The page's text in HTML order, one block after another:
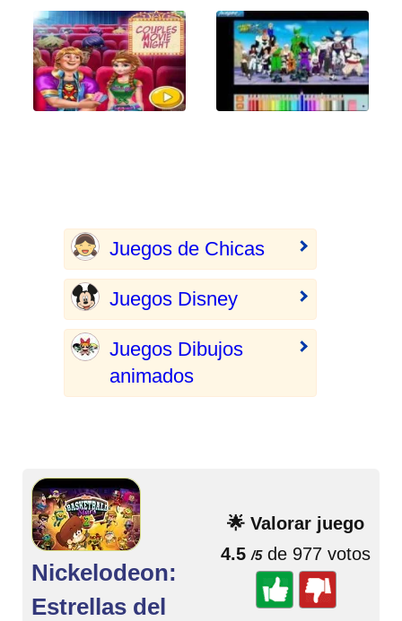
Juegos de Chicas
Juegos Disney
Juegos Dibujos
animados
🌟 Valorar juego
4.5 /5de 977 votos
Nickelodeon:
Estrellas del